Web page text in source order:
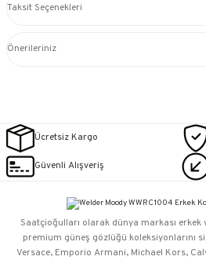
Taksit Seçenekleri
Önerileriniz
Ücretsiz Kargo
Güvenli Alışveriş
Saatçioğulları⁠ olarak dünya markası erkek
premium güneş gözlüğü koleksiyonlarını
Versace, Emporio Armani, Michael Kors,